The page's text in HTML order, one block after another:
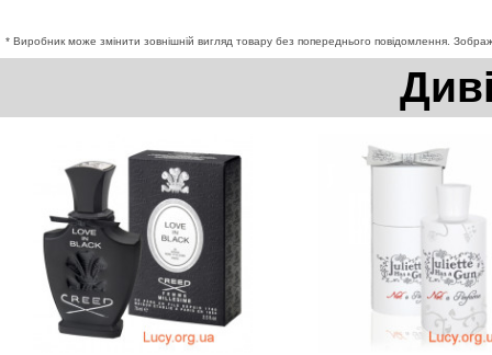
* Виробник може змінити зовнішній вигляд товару без попереднього повідомлення.